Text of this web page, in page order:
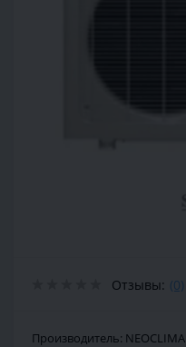
Отзывы: (0)
Производитель: NEOCLIMA